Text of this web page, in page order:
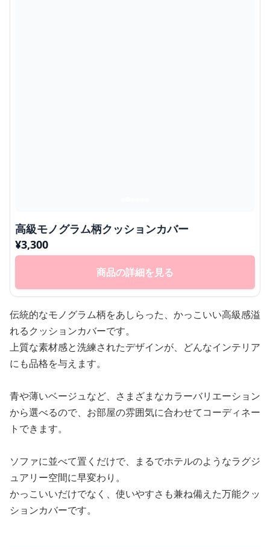
高級モノグラム柄クッションカバー
¥3,300
商品の詳細を見る
伝統的なモノグラム柄をあしらった、かっこいい高級感溢
れるクッションカバーです。
上質な素材感と洗練されたデザインが、どんなインテリア
にも品格を与えます。
青や薄いベージュなど、さまざまなカラーバリエーション
から選べるので、お部屋の雰囲気に合わせてコーディネー
トできます。
ソファに並べて置くだけで、まるでホテルのようなラグジ
ュアリー空間に早変わり。
かっこいいだけでなく、使いやすさも兼ね備えた万能クッ
ションカバーです。